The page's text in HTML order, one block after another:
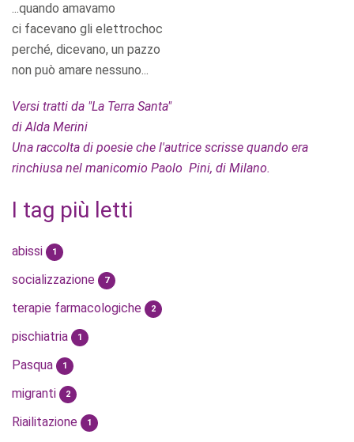
...quando amavamo
ci facevano gli elettrochoc
perché, dicevano, un pazzo
non può amare nessuno...
Versi tratti da "La Terra Santa"
di Alda Merini
Una raccolta di poesie che l'autrice scrisse quando era
rinchiusa nel manicomio Paolo Pini, di Milano.
I tag più letti
abissi 1
socializzazione 7
terapie farmacologiche 2
pischiatria 1
Pasqua 1
migranti 2
Riailitazione 1